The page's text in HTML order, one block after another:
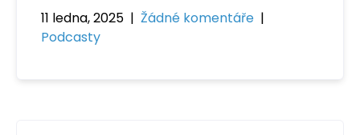
11 ledna, 2025 | Žádné komentáře |
Podcasty